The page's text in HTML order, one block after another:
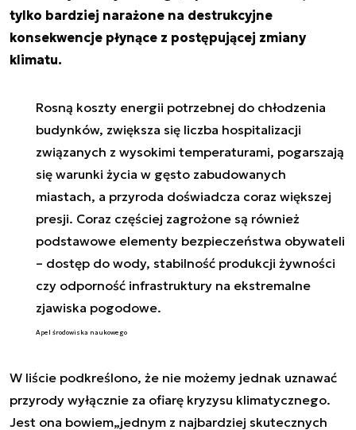
tylko bardziej narażone na destrukcyjne
konsekwencje płynące z postępującej zmiany
klimatu.
Rosną koszty energii potrzebnej do chłodzenia
budynków, zwiększa się liczba hospitalizacji
związanych z wysokimi temperaturami, pogarszają
się warunki życia w gęsto zabudowanych
miastach, a przyroda doświadcza coraz większej
presji. Coraz częściej zagrożone są również
podstawowe elementy bezpieczeństwa obywateli
– dostęp do wody, stabilność produkcji żywności
czy odporność infrastruktury na ekstremalne
zjawiska pogodowe.
Apel środowiska naukowego
W liście podkreślono, że nie możemy jednak uznawać
przyrody wyłącznie za ofiarę kryzysu klimatycznego.
Jest ona bowiem„jednym z najbardziej skutecznych